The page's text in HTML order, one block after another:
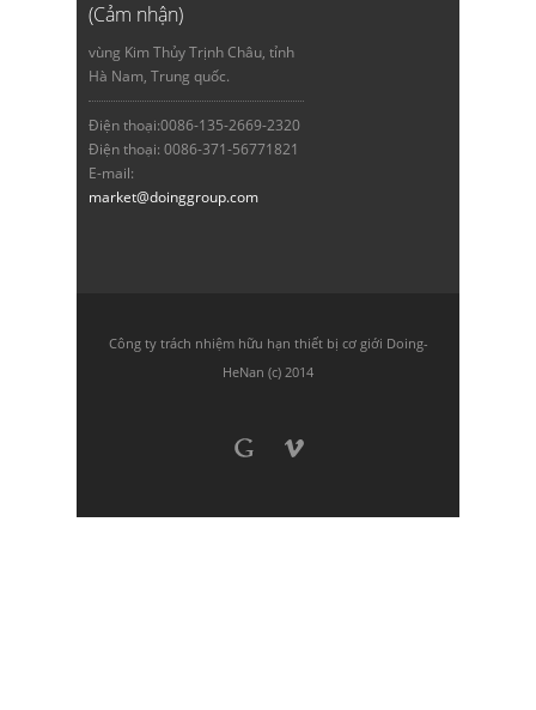
(Cảm nhận)
vùng Kim Thủy Trịnh Châu, tỉnh
Hà Nam, Trung quốc.
Điện thoại:0086-135-2669-2320
Điện thoại: 0086-371-56771821
E-mail:
market@doinggroup.com
Công ty trách nhiệm hữu hạn thiết bị cơ giới Doing-
HeNan (c) 2014